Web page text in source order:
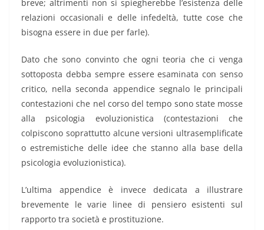
breve; altrimenti non si spiegherebbe l’esistenza delle
relazioni occasionali e delle infedeltà, tutte cose che
bisogna essere in due per farle).
Dato che sono convinto che ogni teoria che ci venga
sottoposta debba sempre essere esaminata con senso
critico, nella seconda appendice segnalo le principali
contestazioni che nel corso del tempo sono state mosse
alla psicologia evoluzionistica (contestazioni che
colpiscono soprattutto alcune versioni ultrasemplificate
o estremistiche delle idee che stanno alla base della
psicologia evoluzionistica).
L’ultima appendice è invece dedicata a illustrare
brevemente le varie linee di pensiero esistenti sul
rapporto tra società e prostituzione.